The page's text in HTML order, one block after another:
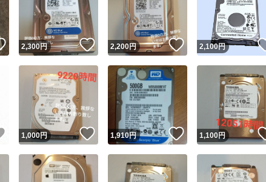
いいね！
2,300円 いいね！
2,200円 いいね！
2,100円
いいね！
1,000円 いいね！
1,910円 いいね！
1,100円